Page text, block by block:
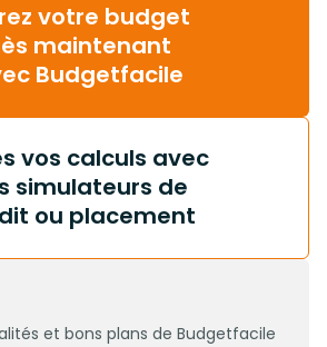
votre budget
maintenant
Budgetfacile
vos calculs avec
simulateurs de
ou placement
et bons plans de Budgetfacile